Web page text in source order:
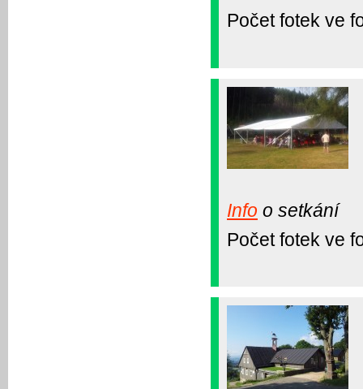
Počet fotek ve
Info o setkání
Počet fotek ve